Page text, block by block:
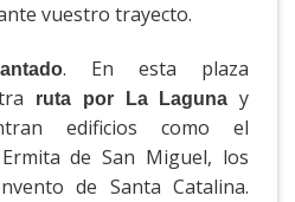
vuestro trayecto.
. En esta plaza
ruta por La Laguna y
edificios como el
de San Miguel, los
de Santa Catalina.